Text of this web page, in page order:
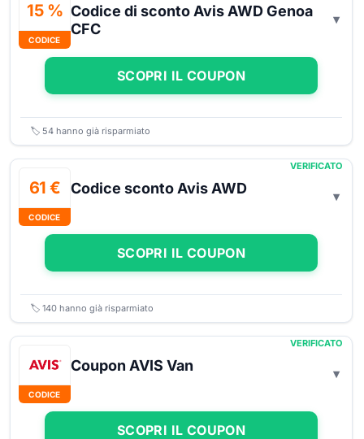
15 %
CODICE
Codice di sconto Avis AWD Genoa
CFC
SCOPRI IL COUPON
🏷️ 54 hanno già risparmiato
61 €
CODICE
VERIFICATO
Codice sconto Avis AWD
SCOPRI IL COUPON
🏷️ 140 hanno già risparmiato
CODICE
VERIFICATO
Coupon AVIS Van
SCOPRI IL COUPON